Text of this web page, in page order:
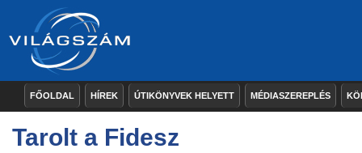
FŐOLDAL HÍREK ÚTIKÖNYVEK HELYETT MÉDIASZEREPLÉS
Tarolt a Fidesz